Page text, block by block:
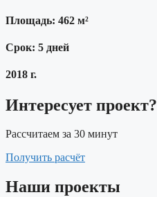
Площадь: 462 м²
Срок: 5 дней
2018 г.
Интересует проект?
Рассчитаем за 30 минут
Получить расчёт
Наши проекты